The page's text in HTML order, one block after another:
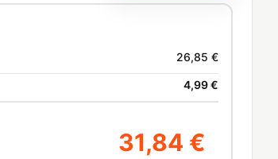
26,85 €
4,99 €
31,84 €